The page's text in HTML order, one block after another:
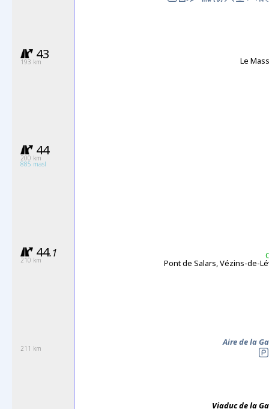
43
193 km Le
44
200 km
885 masl
44.1
210 km Pont de Salars, Vézins-de-
211 km
Aire de la
Viaduc de la